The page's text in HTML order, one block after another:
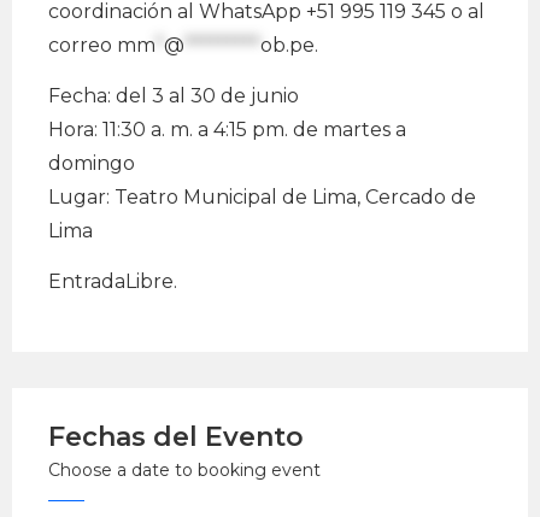
coordinación al WhatsApp +51 995 119 345 o al
correo mm @ ********* ob.pe.
Fecha: del 3 al 30 de junio
Hora: 11:30 a. m. a 4:15 pm. de martes a
domingo
Lugar: Teatro Municipal de Lima, Cercado de
Lima
EntradaLibre.
Fechas del Evento
Choose a date to booking event